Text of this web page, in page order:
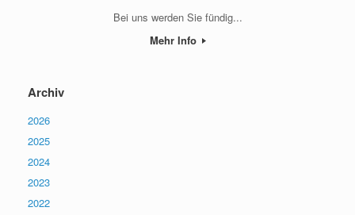
Bei uns werden Sie fündig...
Mehr Info
Archiv
2026
2025
2024
2023
2022